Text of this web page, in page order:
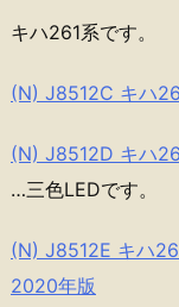
キハ261系です。
(N) J8512C キハ
(N) J8512D キハ
…三色LEDです。
(N) J8512E キハ
2020年版